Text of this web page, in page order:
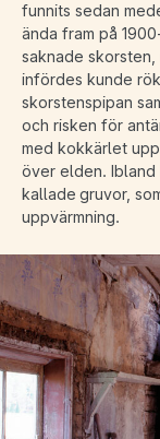
funnits sedan
ända fram på
saknade
infördes kunde
skorstenspipan
och risken för
med kokkärlet
över elden. Ibland
kallade gruvor,
uppvärmning.